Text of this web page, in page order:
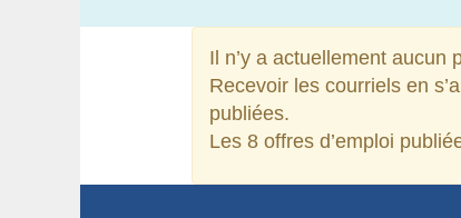
Il n’y a actuellement aucun
Recevoir les courriels en
publiées.
Les 8 offres d’emploi